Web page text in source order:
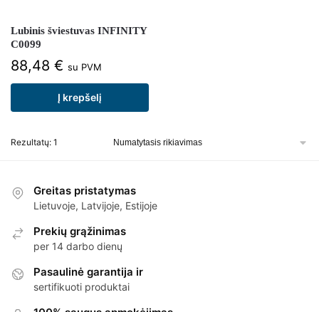
Lubinis šviestuvas INFINITY
C0099
88,48 € su PVM
Į krepšelį
Rezultatų: 1
Greitas pristatymas
Lietuvoje, Latvijoje, Estijoje
Prekių grąžinimas
per 14 darbo dienų
Pasaulinė garantija ir
sertifikuoti produktai